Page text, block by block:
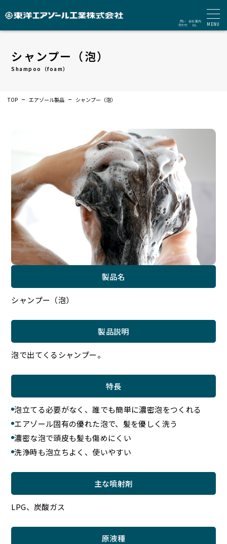
MENU
シャンプー（泡）
Shampoo（foam）
TOP エアゾール製品 シャンプー（泡）
製品名
シャンプー（泡）
製品説明
泡で出てくるシャンプー。
特長
泡立てる必要がなく、誰でも簡単に濃密泡をつくれる
エアゾール固有の優れた泡で、髪を優しく洗う
濃密な泡で頭皮も髪も傷めにくい
洗浄時も泡立ちよく、使いやすい
主な噴射剤
LPG、炭酸ガス
原液種